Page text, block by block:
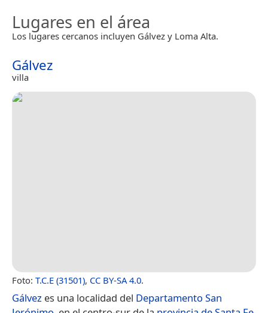
Lugares en el área
Los lugares cercanos incluyen Gálvez y Loma Alta.
Gálvez
villa
Foto: T.C.E (31501), CC BY-SA 4.0.
Gálvez es una localidad del Departamento San